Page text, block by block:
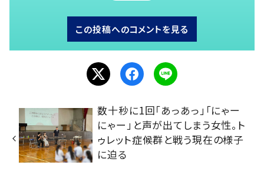
この投稿へのコメントを見る
数十秒に1回「あっあっ」「にゃー
にゃー」と声が出てしまう女性。ト
ゥレット症候群と戦う現在の様子
に迫る